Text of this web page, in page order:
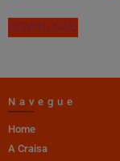
DOWNLOAD
Navegue
Home
A Craisa